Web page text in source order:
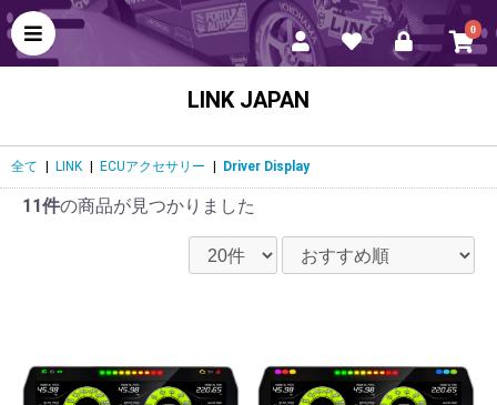
0
LINK JAPAN
全て LINK ECUアクセサリー Driver Display
11件の商品が見つかりました